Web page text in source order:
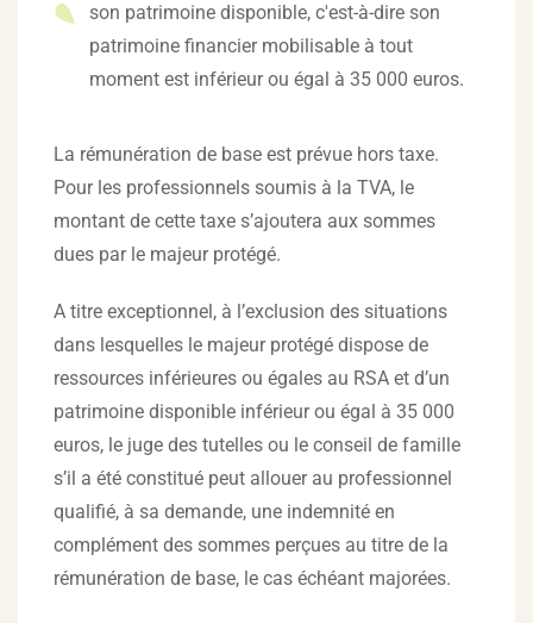
son patrimoine disponible, c'est-à-dire son
patrimoine financier mobilisable à tout
moment est inférieur ou égal à 35 000 euros.
La rémunération de base est prévue hors taxe.
Pour les professionnels soumis à la TVA, le
montant de cette taxe s’ajoutera aux sommes
dues par le majeur protégé.
A titre exceptionnel, à l’exclusion des situations
dans lesquelles le majeur protégé dispose de
ressources inférieures ou égales au RSA et d’un
patrimoine disponible inférieur ou égal à 35 000
euros, le juge des tutelles ou le conseil de famille
s’il a été constitué peut allouer au professionnel
qualifié, à sa demande, une indemnité en
complément des sommes perçues au titre de la
rémunération de base, le cas échéant majorées.